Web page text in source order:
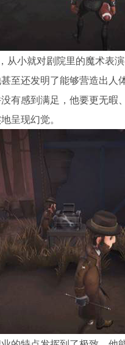
从小就对剧院里的魔术表
至还发明了能够营造出人
有感到满足，他要更无
呈现幻觉。